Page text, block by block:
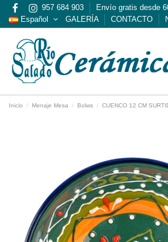
957 684 903
Envío gratis desde
Español
GALERÍA CONTACTO
Inicio Menaje Mesa Bolws CUENCO 12 CM